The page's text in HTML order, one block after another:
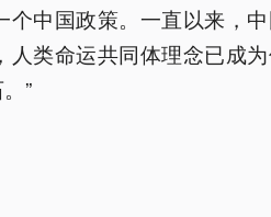
中国政策。一直以来，
类命运共同体理念已成
”